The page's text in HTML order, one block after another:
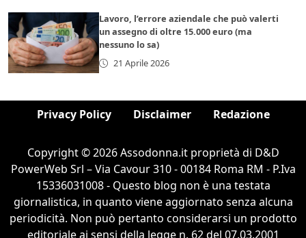
Lavoro, l’errore aziendale che può valerti
un assegno di oltre 15.000 euro (ma
nessuno lo sa)
21 Aprile 2026
Privacy Policy Disclaimer Redazione
Copyright © 2026 Assodonna.it proprietà di D&D
PowerWeb Srl – Via Cavour 310 - 00184 Roma RM - P.Iva
15336031008 - Questo blog non è una testata
giornalistica, in quanto viene aggiornato senza alcuna
periodicità. Non può pertanto considerarsi un prodotto
editoriale ai sensi della legge n. 62 del 07.03.2001